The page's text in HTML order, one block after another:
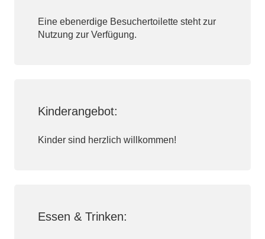
Eine ebenerdige Besuchertoilette steht zur
Nutzung zur Verfügung.
Kinderangebot:
Kinder sind herzlich willkommen!
Essen & Trinken: